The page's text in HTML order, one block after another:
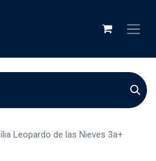
Leopardo de las Nieves 3a+